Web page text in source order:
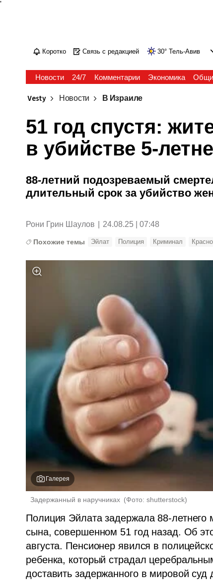
'
Коротко Связь с редакцией 30° Тель-Авив
Новости 24/7 Комментарии Экономика
Vesty Новости В Израиле
51 год спустя:
в убийстве 5-
88-летний подозреваемый
длительный срок за убийство
Рони Грин Шаулов 24.08.25 | 07:48
Похожие темы Эйлат Полиция Криминал
Галерея
Задержанный в наручниках (Фото: shutterstock)
Полиция Эйлата задержала 88-летнего
сына, совершенном 51 год назад. Об
августа. Пенсионер явился в
ребенка, который страдал
доставить задержанного в мировой